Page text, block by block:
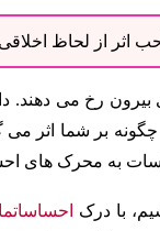
اثر از لحاظ
بیرون رخ می دهند.
بر شما اثر می
به محرک های
با درک